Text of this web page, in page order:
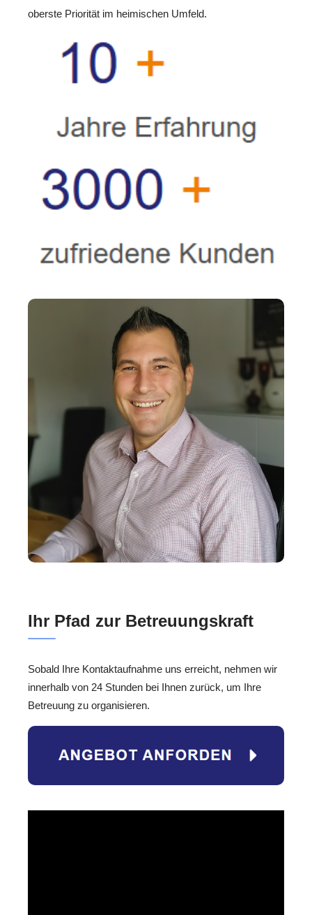
oberste Priorität im heimischen Umfeld.
Ihr Pfad zur Betreuungskraft
Sobald Ihre Kontaktaufnahme uns erreicht, nehmen wir
innerhalb von 24 Stunden bei Ihnen zurück, um Ihre
Betreuung zu organisieren.